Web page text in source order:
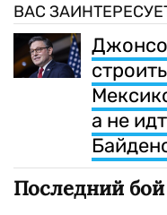
ВАС
а не
Последний